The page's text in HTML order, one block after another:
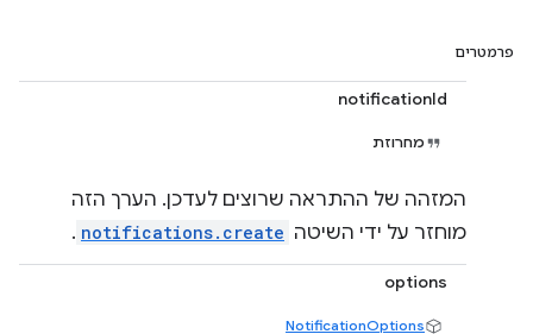
פרמטרים
notificationId
מחרוזת
המזהה של ההתראה שרוצים לעדכן. הערך הזה
מוחזר על ידי השיטה notifications.create
.
options
NotificationOptions